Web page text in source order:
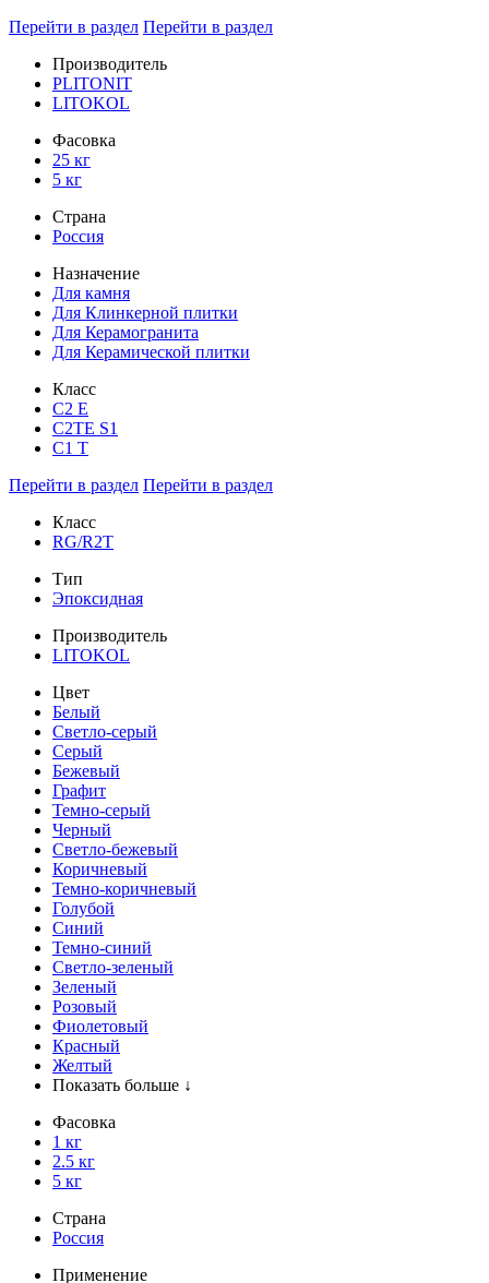
Перейти в раздел Перейти в раздел
Производитель
PLITONIT
LITOKOL
Фасовка
25 кг
5 кг
Страна
Россия
Назначение
Для камня
Для Клинкерной плитки
Для Керамогранита
Для Керамической плитки
Класс
С2 Е
C2TE S1
C1 T
Перейти в раздел Перейти в раздел
Класс
RG/R2T
Тип
Эпоксидная
Производитель
LITOKOL
Цвет
Белый
Светло-серый
Серый
Бежевый
Графит
Темно-серый
Черный
Светло-бежевый
Коричневый
Темно-коричневый
Голубой
Синий
Темно-синий
Светло-зеленый
Зеленый
Розовый
Фиолетовый
Красный
Желтый
Показать больше ↓
Фасовка
1 кг
2.5 кг
5 кг
Страна
Россия
Применение